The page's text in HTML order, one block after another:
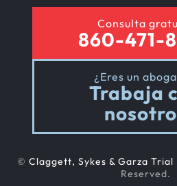
Consulta
860-471-
¿Eres un
Trabaja
© Claggett, Sykes & Garza Trial
Reserved.